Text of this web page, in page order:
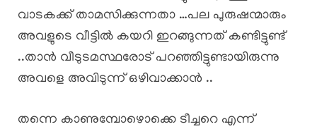
വാടകക്ക് താമസിക്കുന്നതാ …പല പുരുഷന്മാരും
അവളുടെ വീട്ടിൽ കയറി ഇറങ്ങുന്നത് കണ്ടിട്ടുണ്ട്
..താൻ വീടുടമസ്ഥരോട് പറഞ്ഞിട്ടുണ്ടായിരുന്നു
അവളെ അവിടുന്ന് ഒഴിവാക്കാൻ ..
തന്നെ കാണുമ്പോഴൊക്കെ ടീച്ചറെ എന്ന്